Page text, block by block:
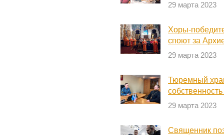
29 марта 2023
Хоры-
споют за
29 марта 2023
Тюремный
29 марта 2023
Священник